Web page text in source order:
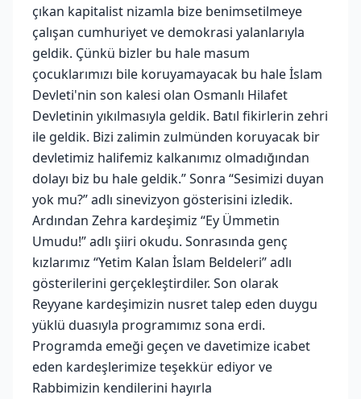
çıkan kapitalist nizamla bize benimsetilmeye
çalışan cumhuriyet ve demokrasi yalanlarıyla
geldik. Çünkü bizler bu hale masum
çocuklarımızı bile koruyamayacak bu hale İslam
Devleti'nin son kalesi olan Osmanlı Hilafet
Devletinin yıkılmasıyla geldik. Batıl fikirlerin zehri
ile geldik. Bizi zalimin zulmünden koruyacak bir
devletimiz halifemiz kalkanımız olmadığından
dolayı biz bu hale geldik.” Sonra “Sesimizi duyan
yok mu?” adlı sinevizyon gösterisini izledik.
Ardından Zehra kardeşimiz “Ey Ümmetin
Umudu!” adlı şiiri okudu. Sonrasında genç
kızlarımız “Yetim Kalan İslam Beldeleri” adlı
gösterilerini gerçekleştirdiler. Son olarak
Reyyane kardeşimizin nusret talep eden duygu
yüklü duasıyla programımız sona erdi.
Programda emeği geçen ve davetimize icabet
eden kardeşlerimize teşekkür ediyor ve
Rabbimizin kendilerini hayırla